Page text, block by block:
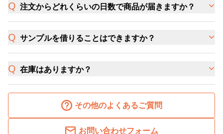
注文からどれくらいの日数で商品が届きますか？
サンプルを借りることはできますか？
在庫はありますか？
その他のよくあるご質問
お問い合わせフォーム